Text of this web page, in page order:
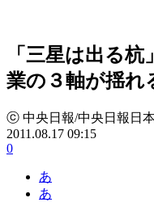
「三星は出る
業の３軸が揺れ
ⓒ 中央日報/中央日報日
2011.08.17 09:15
0
あ
あ